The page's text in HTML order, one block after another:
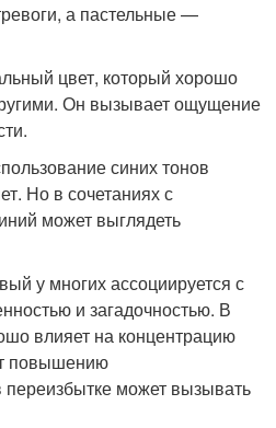
а пастельные —
цвет, который хорошо
Он вызывает ощущение
синих тонов
Но в сочетаниях с
может выглядеть
у многих ассоциируется с
и загадочностью. В
влияет на концентрацию
повышению
переизбытке может вызывать